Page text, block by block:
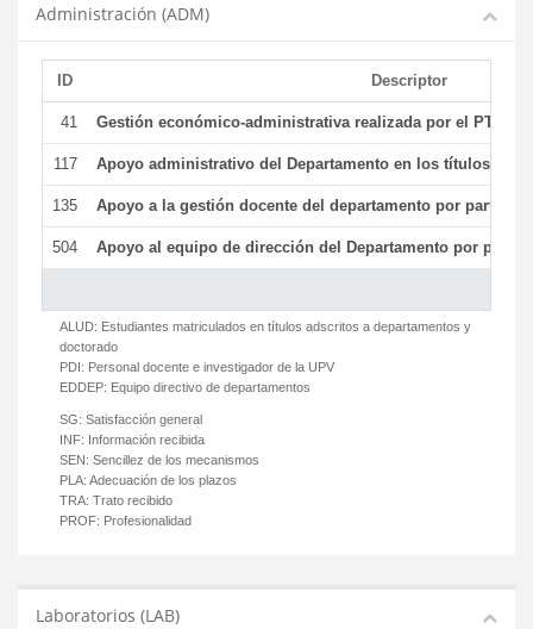
Administración (ADM)
ID Descriptor
41 Gestión económico-administrativa realizada por el PTGAS
117 Apoyo administrativo del Departamento en los títulos de
135 Apoyo a la gestión docente del departamento por parte
504 Apoyo al equipo de dirección del Departamento por parte
ALUD: Estudiantes matriculados en títulos adscritos a departamentos y
doctorado
PDI: Personal docente e investigador de la UPV
EDDEP: Equipo directivo de departamentos
SG: Satisfacción general
INF: Información recibida
SEN: Sencillez de los mecanismos
PLA: Adecuación de los plazos
TRA: Trato recibido
PROF: Profesionalidad
Laboratorios (LAB)